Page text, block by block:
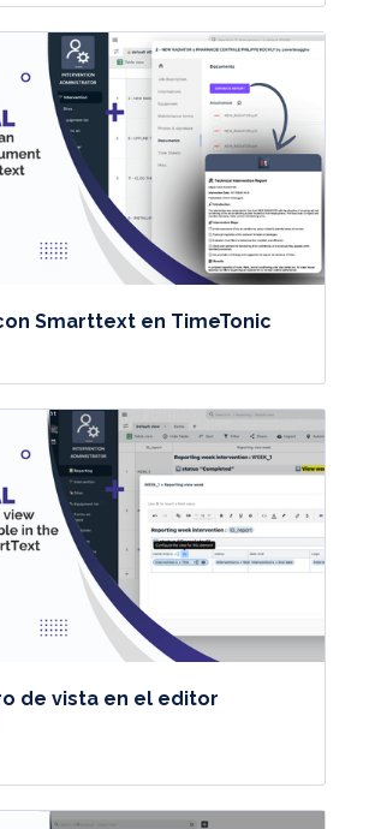
Smarttext en TimeTonic
de vista en el editor